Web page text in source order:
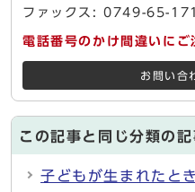
ファックス: 0749-65-
電話番号のかけ間違いにご
お問い合
この記事と同じ分類の記
子どもが生まれたと